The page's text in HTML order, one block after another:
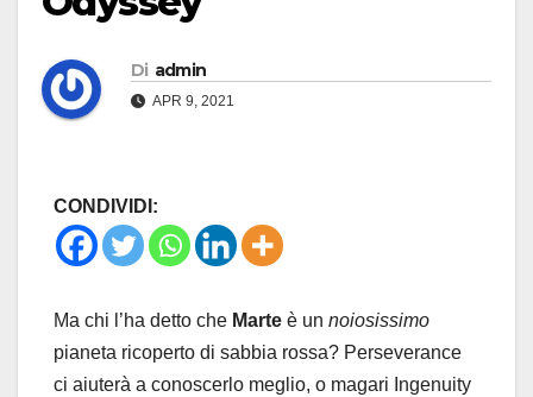
Di admin
APR 9, 2021
CONDIVIDI:
Ma chi l’ha detto che Marte è un noiosissimo
pianeta ricoperto di sabbia rossa? Perseverance
ci aiuterà a conoscerlo meglio, o magari Ingenuity